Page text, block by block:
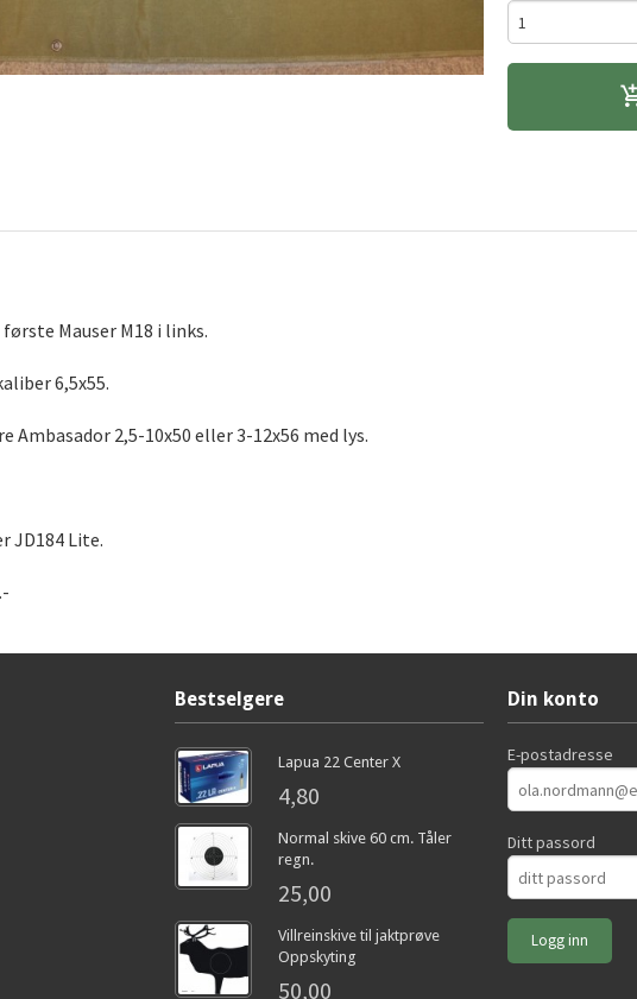
Mauser M18 i links.
6,5x55.
Ambasador 2,5-10x50 eller 3-12x56 med lys.
JD184 Lite.
Bestselgere
Lapua 22 Center X
4,80
Normal skive 60 cm. Tåler
regn.
25,00
Villreinskive til jaktprøve
Oppskyting
50,00
Din konto
E-postadresse
Ditt passord